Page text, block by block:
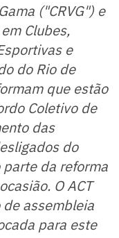
("CRVG") e
Clubes,
e
do Rio de
que estão
Coletivo de
das
do
da reforma
O ACT
assembleia
para este